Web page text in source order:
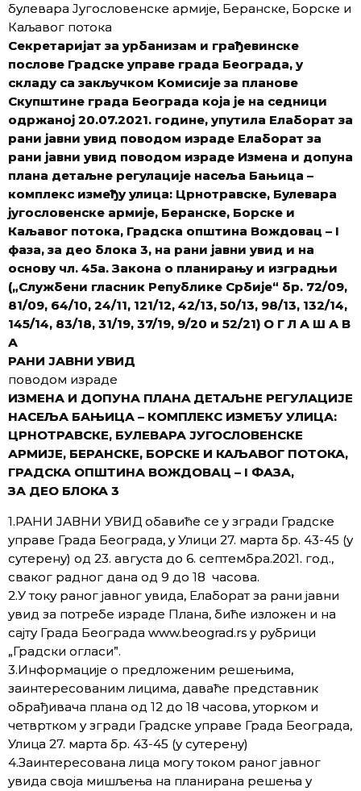
булевара Југословенске армије, Беранске, Борске и
Каљавог потока
Секретаријат за урбанизам и грађевинске
послове Градске управе града Београда, у
складу са закључком Kомисије за планове
Скупштине града Београда која је на седници
одржаној 20.07.2021. године, упутила Елаборат за
рани јавни увид поводом израде Елаборат за
рани јавни увид поводом израде Измена и допуна
планa детаљне регулације насеља Бањица –
комплекс између улица: Црнотравске, Булевара
југословенске армије, Беранске, Борске и
Каљавог потока, Градска општина Вождовац – I
фаза, за део блока 3, на рани јавни увид и на
основу чл. 45а. Закона о планирању и изградњи
(„Службени гласник Републике Србије“ бр. 72/09,
81/09, 64/10, 24/11, 121/12, 42/13, 50/13, 98/13, 132/14,
145/14, 83/18, 31/19, 37/19, 9/20 и 52/21) О Г Л А Ш А В
А
РАНИ ЈАВНИ УВИД
поводом израде
ИЗМЕНА И ДОПУНА ПЛАНA ДЕТАЉНЕ РЕГУЛАЦИЈЕ
НАСЕЉА БАЊИЦА – КОМПЛЕКС ИЗМЕЂУ УЛИЦА:
ЦРНОТРАВСКЕ, БУЛЕВАРА ЈУГОСЛОВЕНСКЕ
АРМИЈЕ, БЕРАНСКЕ, БОРСКЕ И КАЉАВОГ ПОТОКА,
ГРАДСКА ОПШТИНА ВОЖДОВАЦ – I ФАЗА,
ЗА ДЕО БЛОКА 3
1.РАНИ ЈАВНИ УВИД обавиће се у згради Градске
управе Града Београда, у Улици 27. марта бр. 43-45 (у
сутерену) од 23. августа до 6. септембра.2021. год.,
сваког радног дана од 9 до 18 часова.
2.У току раног јавног увида, Елаборат за рани јавни
увид за потребе израде Плана, биће изложен и на
сајту Града Београда www.beograd.rs у рубрици
„Градски огласи”.
3.Информације о предложеним решењима,
заинтересованим лицима, даваће представник
обрађивача плана од 12 до 18 часова, уторком и
четвртком у згради Градске управе Града Београда,
Улица 27. марта бр. 43-45 (у сутерену)
4.Заинтересована лица могу током раног јавног
увида своја мишљења на планирана решења у